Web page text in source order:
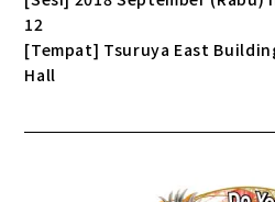
12
[Tempat] Tsuruya East
Hall